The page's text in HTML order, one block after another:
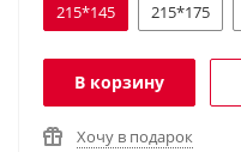
215*145
215*175
В корзину
Хочу в подарок